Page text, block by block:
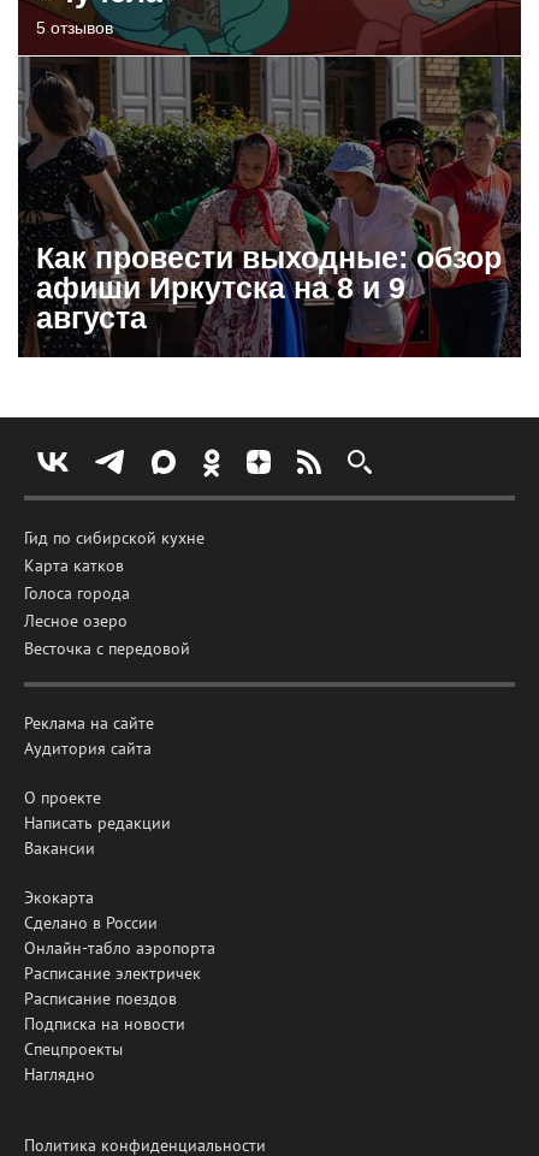
5 отзывов
Как провести выходные: обзор
афиши Иркутска на 8 и 9
августа
Гид по сибирской кухне
Карта катков
Голоса города
Лесное озеро
Весточка с передовой
Реклама на сайте
Аудитория сайта
О проекте
Написать редакции
Вакансии
Экокарта
Сделано в России
Онлайн-табло аэропорта
Расписание электричек
Расписание поездов
Подписка на новости
Спецпроекты
Наглядно
Политика конфиденциальности